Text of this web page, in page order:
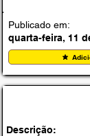
Publicado em:
quarta-feira, 11
Descrição: